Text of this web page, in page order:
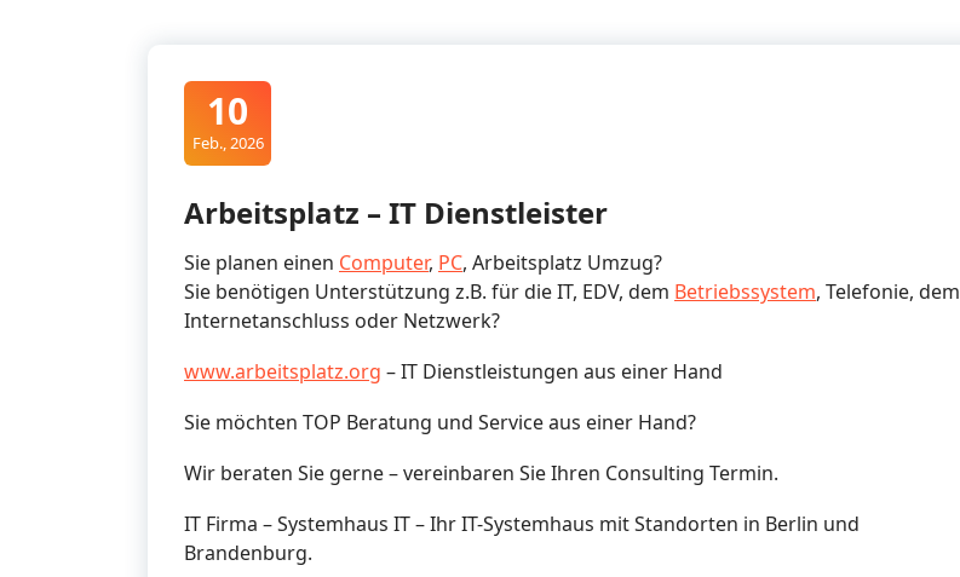
10
Feb., 2026
Arbeitsplatz – IT Dienstleister
Sie planen einen Computer, PC, Arbeitsplatz Umzug?
Sie benötigen Unterstützung z.B. für die IT, EDV, dem Betriebssystem, Telefonie, dem
Internetanschluss oder Netzwerk?
www.arbeitsplatz.org – IT Dienstleistungen aus einer Hand
Sie möchten TOP Beratung und Service aus einer Hand?
Wir beraten Sie gerne – vereinbaren Sie Ihren Consulting Termin.
IT Firma – Systemhaus IT – Ihr IT-Systemhaus mit Standorten in Berlin und
Brandenburg.